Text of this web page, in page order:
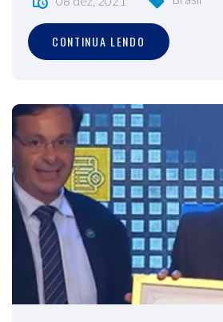
CONTINUA LENDO